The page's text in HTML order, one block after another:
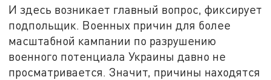
И здесь возникает главный вопрос, фиксирует
подпольщик. Военных причин для более
масштабной кампании по разрушению
военного потенциала Украины давно не
просматривается. Значит, причины находятся